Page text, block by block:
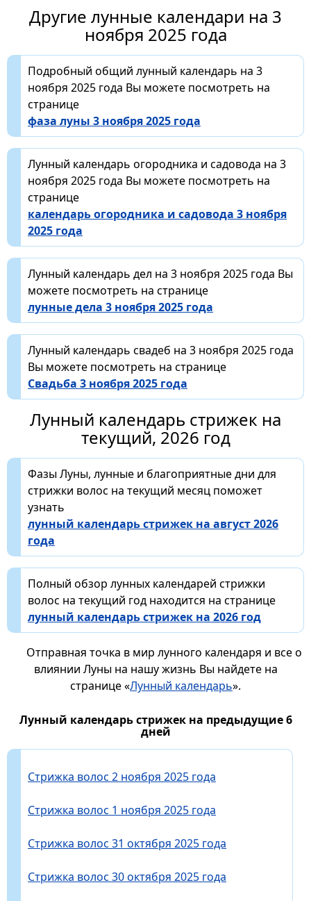
Другие лунные календари на 3
ноября 2025 года
Подробный общий лунный календарь на 3
ноября 2025 года Вы можете посмотреть на
странице
фаза луны 3 ноября 2025 года
Лунный календарь огородника и садовода на 3
ноября 2025 года Вы можете посмотреть на
странице
календарь огородника и садовода 3 ноября
2025 года
Лунный календарь дел на 3 ноября 2025 года Вы
можете посмотреть на странице
лунные дела 3 ноября 2025 года
Лунный календарь свадеб на 3 ноября 2025 года
Вы можете посмотреть на странице
Свадьба 3 ноября 2025 года
Лунный календарь стрижек на
текущий, 2026 год
Фазы Луны, лунные и благоприятные дни для
стрижки волос на текущий месяц поможет
узнать
лунный календарь стрижек на август 2026
года
Полный обзор лунных календарей стрижки
волос на текущий год находится на странице
лунный календарь стрижек на 2026 год
Отправная точка в мир лунного календаря и все о
влиянии Луны на нашу жизнь Вы найдете на
странице «Лунный календарь».
Лунный календарь стрижек на предыдущие 6
дней
Стрижка волос 2 ноября 2025 года
Стрижка волос 1 ноября 2025 года
Стрижка волос 31 октября 2025 года
Стрижка волос 30 октября 2025 года